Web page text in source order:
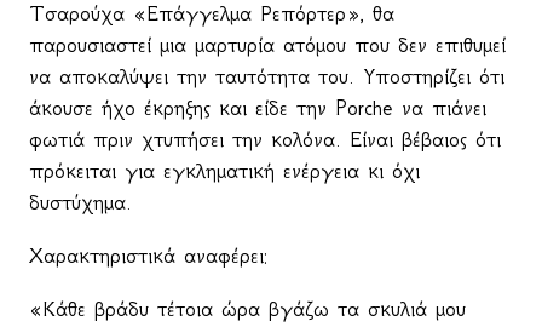
Τσαρούχα «Επάγγελμα Ρεπόρτερ», θα
παρουσιαστεί μια μαρτυρία ατόμου που δεν επιθυμεί
να αποκαλύψει την ταυτότητα του. Υποστηρίζει ότι
άκουσε ήχο έκρηξης και είδε την Porche να πιάνει
φωτιά πριν χτυπήσει την κολόνα. Είναι βέβαιος ότι
πρόκειται για εγκληματική ενέργεια κι όχι
δυστύχημα.
Χαρακτηριστικά αναφέρει:
«Κάθε βράδυ τέτοια ώρα βγάζω τα σκυλιά μου